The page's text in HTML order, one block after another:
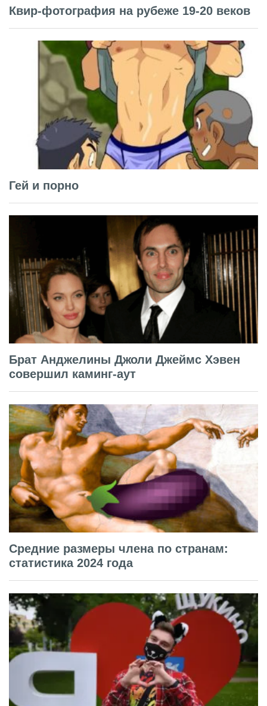
Квир-фотография на рубеже 19-20 веков
Гей и порно
Брат Анджелины Джоли Джеймс Хэвен
совершил каминг-аут
Средние размеры члена по странам:
статистика 2024 года